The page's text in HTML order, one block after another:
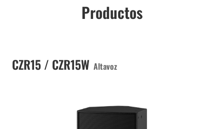
Productos
CZR15 / CZR15W Altavoz